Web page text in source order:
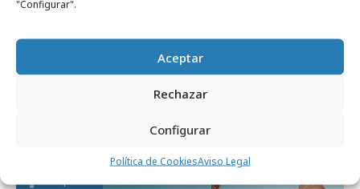
"Configurar".
Aceptar
Rechazar
Configurar
Política de CookiesAviso Legal
martes, 14 de julio 2026
Jumbo lanza el nuevo juego de mesa Match